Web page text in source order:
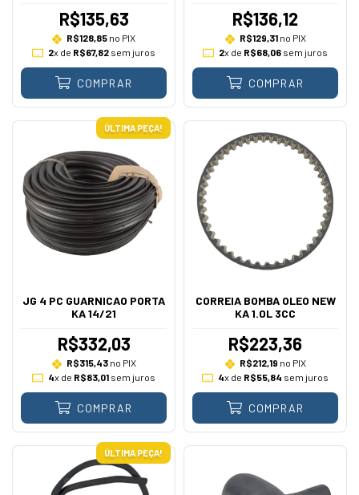
R$135,63
R$128,85 no PIX
2x de R$67,82sem juros
COMPRAR
R$136,12
R$129,31no PIX
2x de R$68,06sem juros
COMPRAR
ÚLTIMA PEÇA!
JG 4 PC GUARNICAO PORTA
KA 14/21
R$332,03
R$315,43no PIX
4x de R$83,01sem juros
COMPRAR
CORREIA BOMBA OLEO NEW
KA 1.0L 3CC
R$223,36
R$212,19 no PIX
4x de R$55,84 sem juros
COMPRAR
ÚLTIMA PEÇA!